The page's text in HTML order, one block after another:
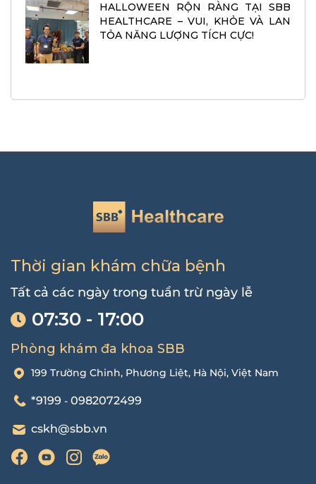
HALLOWEEN RỘN RÀNG TẠI SBB
HEALTHCARE – VUI, KHỎE VÀ LAN
TỎA NĂNG LƯỢNG TÍCH CỰC!
Thời gian khám chữa bệnh
Tất cả các ngày trong tuần trừ ngày lễ
07:30 - 17:00
Phòng khám đa khoa SBB
199 Trường Chinh, Phương Liệt, Hà Nội, Việt Nam
*9199 - 0982072499
cskh@sbb.vn